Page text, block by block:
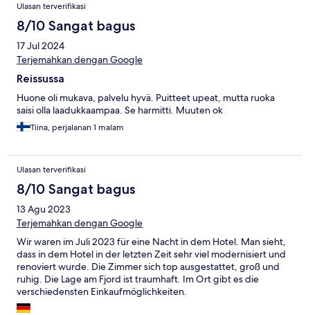
Ulasan terverifikasi
8/10 Sangat bagus
17 Jul 2024
Terjemahkan dengan Google
Reissussa
Huone oli mukava, palvelu hyvä. Puitteet upeat, mutta ruoka
saisi olla laadukkaampaa. Se harmitti. Muuten ok
Tiina, perjalanan 1 malam
Ulasan terverifikasi
8/10 Sangat bagus
13 Agu 2023
Terjemahkan dengan Google
Wir waren im Juli 2023 für eine Nacht in dem Hotel. Man sieht,
dass in dem Hotel in der letzten Zeit sehr viel modernisiert und
renoviert wurde. Die Zimmer sich top ausgestattet, groß und
ruhig. Die Lage am Fjord ist traumhaft. Im Ort gibt es die
verschiedensten Einkaufmöglichkeiten.